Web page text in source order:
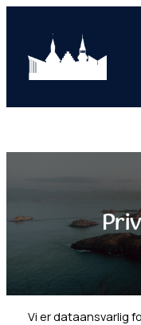
content
Vi er dataansvarlig